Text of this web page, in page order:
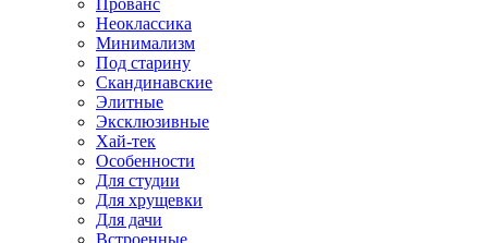
Прованс
Неоклассика
Минимализм
Под старину
Скандинавские
Элитные
Эксклюзивные
Хай-тек
Особенности
Для студии
Для хрущевки
Для дачи
Встроенные